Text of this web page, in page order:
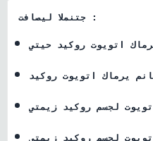
تفاصيل المنتج :
في اكسسوارات سيارتك
لمسجل وتابلوه سيارتك
عالية وفي غاية الروعة
بأنه سهل التركيب والفك